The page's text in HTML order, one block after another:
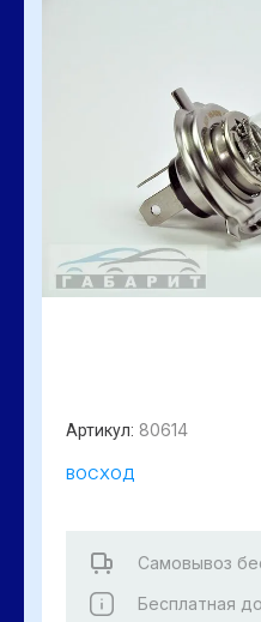
Артикул: 80614
ВОСХОД
Самовывоз
Бесплатная